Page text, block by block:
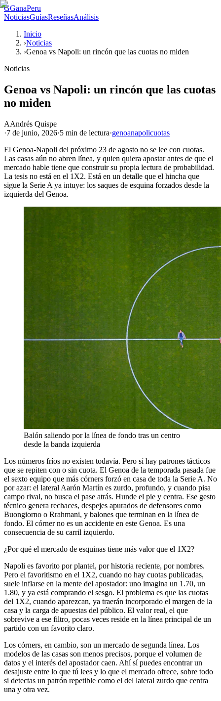
GGanaPeru
NoticiasGuíasReseñasAnálisis
Inicio
›Noticias
›Genoa vs Napoli: un rincón que las cuotas no miden
Noticias
Genoa vs Napoli: un rincón que las cuotas
no miden
AAndrés Quispe
·7 de junio, 2026·5 min de lectura·genoanapolicuotas
El Genoa-Napoli del próximo 23 de agosto no se lee con cuotas.
Las casas aún no abren línea, y quien quiera apostar antes de que el
mercado hable tiene que construir su propia lectura de probabilidad.
La tesis no está en el 1X2. Está en un detalle que el hincha que
sigue la Serie A ya intuye: los saques de esquina forzados desde la
izquierda del Genoa.
Balón saliendo por la línea de fondo tras un centro
desde la banda izquierda
Los números fríos no existen todavía. Pero sí hay patrones tácticos
que se repiten con o sin cuota. El Genoa de la temporada pasada fue
el sexto equipo que más córners forzó en casa de toda la Serie A. No
por azar: el lateral Aarón Martín es zurdo, profundo, y cuando pisa
campo rival, no busca el pase atrás. Hunde el pie y centra. Ese gesto
técnico genera rechaces, despejes apurados de defensores como
Buongiorno o Rrahmani, y balones que terminan en la línea de
fondo. El córner no es un accidente en este Genoa. Es una
consecuencia de su carril izquierdo.
¿Por qué el mercado de esquinas tiene más valor que el 1X2?
Napoli es favorito por plantel, por historia reciente, por nombres.
Pero el favoritismo en el 1X2, cuando no hay cuotas publicadas,
suele inflarse en la mente del apostador: uno imagina un 1.70, un
1.80, y ya está comprando el sesgo. El problema es que las cuotas
del 1X2, cuando aparezcan, ya traerán incorporado el margen de la
casa y la carga de apuestas del público. El valor real, el que
sobrevive a ese filtro, pocas veces reside en la línea principal de un
partido con un favorito claro.
Los córners, en cambio, son un mercado de segunda línea. Los
modelos de las casas son menos precisos, porque el volumen de
datos y el interés del apostador caen. Ahí sí puedes encontrar un
desajuste entre lo que tú lees y lo que el mercado ofrece, sobre todo
si detectas un patrón repetible como el del lateral zurdo que centra
una y otra vez.